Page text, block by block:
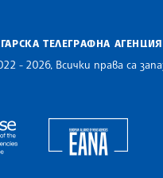
ТЕЛЕГРАФНА АГЕНЦИЯ
- 2026, Всички права са
The Assocoation of the